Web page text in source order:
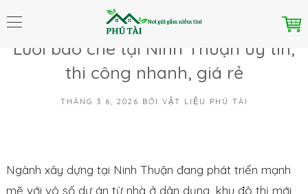
Chuyên Mục Tin Tức Lưới Bao Che Các Tỉnh Thành
Lưới bao che tại Ninh Thuận uy tín,
thi công nhanh, giá rẻ
THÁNG 3 6, 2026 BỞI VẬT LIỆU PHÚ TÀI
Ngành xây dựng tại Ninh Thuận đang phát triển mạnh
mẽ với vô số dự án từ nhà ở dân dụng, khu đô thị mới,